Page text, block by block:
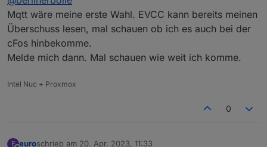
bekomme aktuell keine Daten per MQTT zum in
der cFos dafür eingerichteten HTTP Input Zähler.
Ich hatte bisher nur Erfolg per HTTP (funktioniert
ja auch), aber MQTT wäre mir deutlich lieber.
Mqtt wäre meine erste Wahl. EVCC kann bereits meinen
Überschuss lesen, mal schauen ob ich es auch bei der
cFos hinbekomme.
Melde mich dann. Mal schauen wie weit ich komme.
Intel Nuc + Proxmox
0
E euroschrieb am 20. Apr. 2023, 11:33